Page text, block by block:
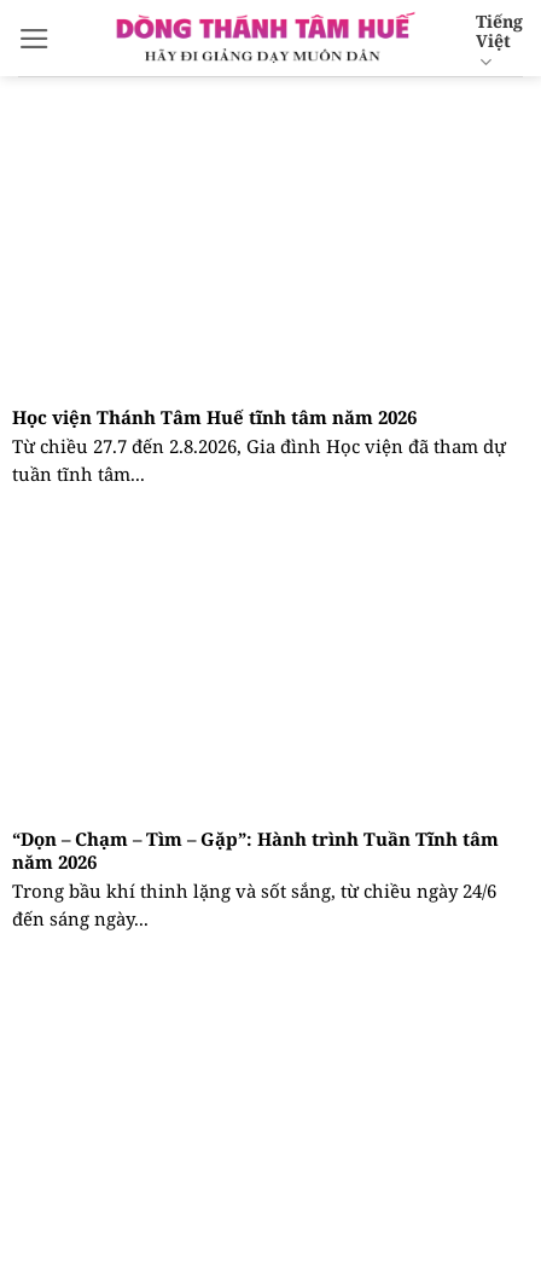
qua
nội
Tiếng
Việt
Học viện Thánh Tâm Huế tĩnh tâm năm 2026
Từ chiều 27.7 đến 2.8.2026, Gia đình Học viện đã tham dự
tuần tĩnh tâm...
“Dọn – Chạm – Tìm – Gặp”: Hành trình Tuần Tĩnh tâm
năm 2026
Trong bầu khí thinh lặng và sốt sắng, từ chiều ngày 24/6
đến sáng ngày...